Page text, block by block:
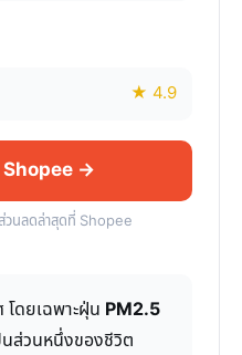
★ 4.9
Shopee →
ส่วนลดล่าสุดที่ Shopee
ดยเฉพาะฝุ่น PM2.5
ส่วนหนึ่งของชีวิต